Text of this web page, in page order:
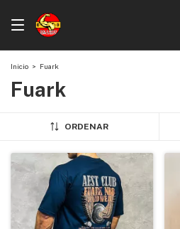
Inicio > Fuark
Fuark
ORDENAR